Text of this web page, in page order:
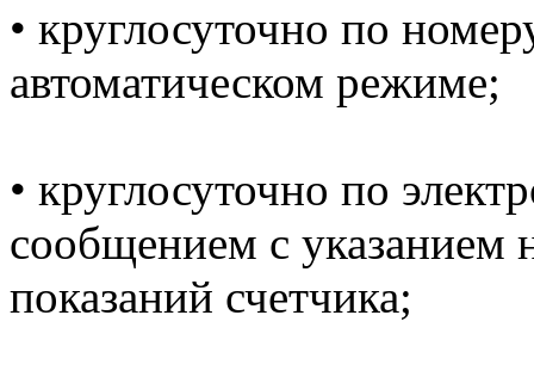
• круглосуточно по
автоматическом режиме;
• круглосуточно по
сообщением с указанием
показаний счетчика;